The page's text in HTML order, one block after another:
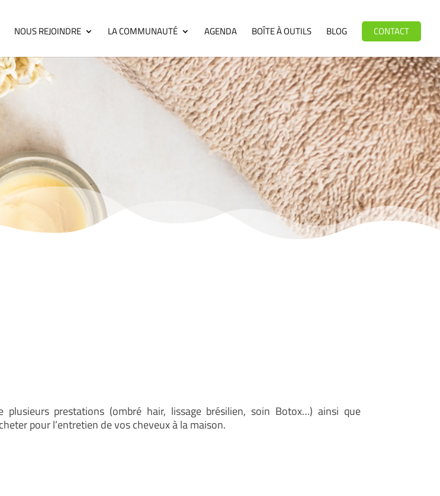
NOUS REJOINDRE LA COMMUNAUTÉ AGENDA BOÎTE À OUTILS BLOG CONTACT
prestations (ombré hair, lissage brésilien, soin Botox…) ainsi que
pour l’entretien de vos cheveux à la maison.